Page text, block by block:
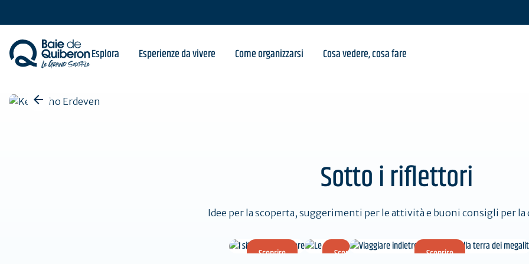
content
Esplora Esperienze da vivere Come organizzarsi Cosa vedere, cosa fare
Benvenuti a Quiberon Bay
Sotto i riflettori
Idee per la scoperta, suggerimenti per le attività e buoni consigli per la
Scoprire Scoprire Scoprire